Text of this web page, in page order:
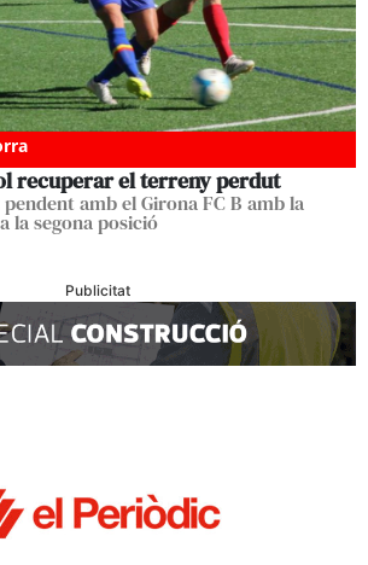
recuperar el terreny perdut
amb el Girona FC B amb la
la segona posició
Publicitat